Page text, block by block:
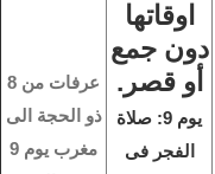
اوقاتها
دون جمع
أو قصر.
يوم 9: صلاة
الفجر فى
عرفات من 8
ذو الحجة الى
مغرب يوم 9